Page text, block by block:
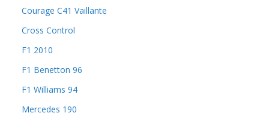
Courage C41 Vaillante
Cross Control
F1 2010
F1 Benetton 96
F1 Williams 94
Mercedes 190